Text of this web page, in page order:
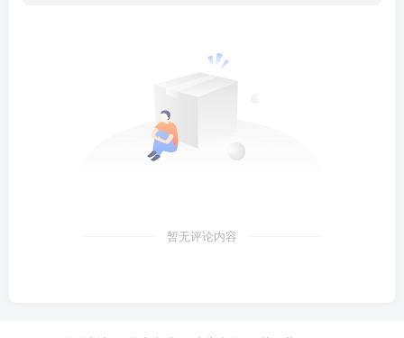
暂无评论内容